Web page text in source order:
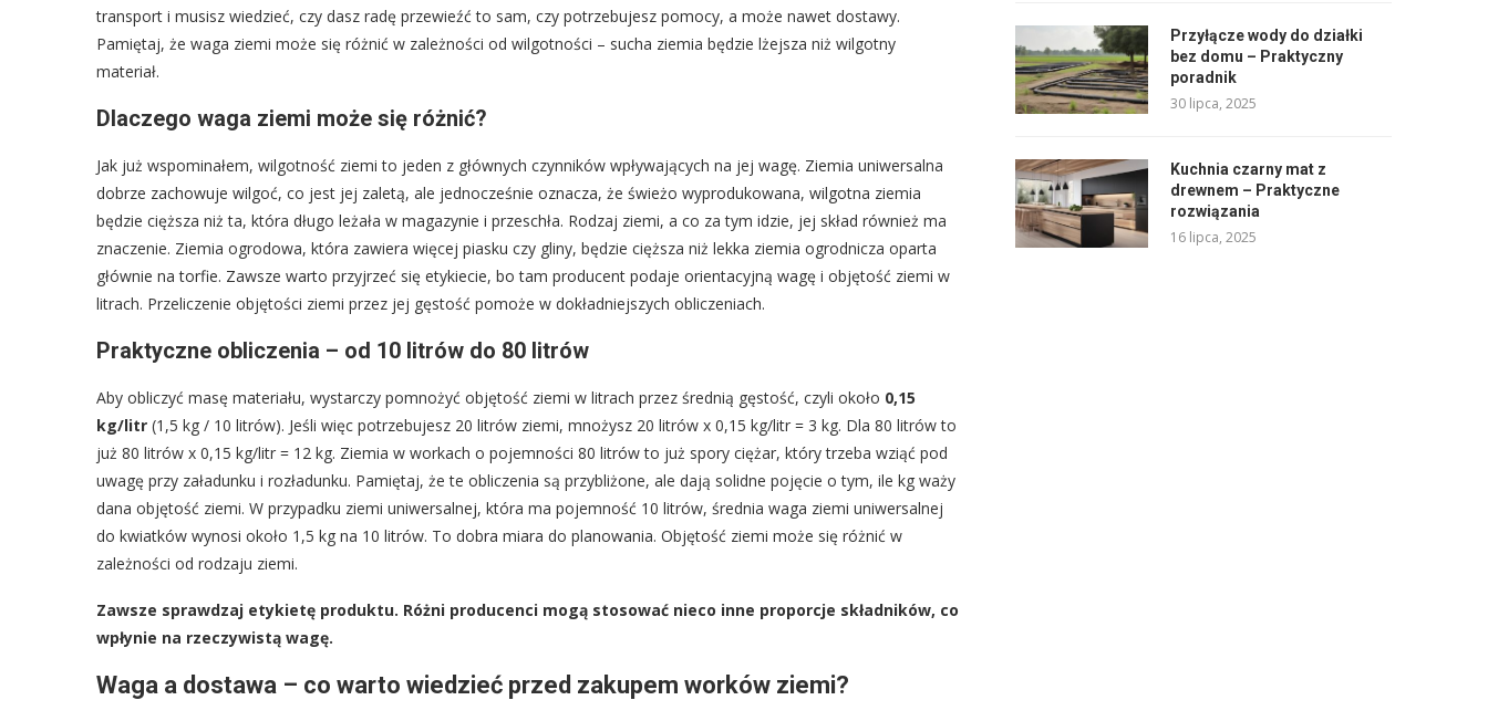
transport i musisz wiedzieć, czy dasz radę przewieźć to sam, czy potrzebujesz pomocy, a może nawet dostawy.
Pamiętaj, że waga ziemi może się różnić w zależności od wilgotności – sucha ziemia będzie lżejsza niż wilgotny
materiał.
Dlaczego waga ziemi może się różnić?
Jak już wspominałem, wilgotność ziemi to jeden z głównych czynników wpływających na jej wagę. Ziemia uniwersalna
dobrze zachowuje wilgoć, co jest jej zaletą, ale jednocześnie oznacza, że świeżo wyprodukowana, wilgotna ziemia
będzie cięższa niż ta, która długo leżała w magazynie i przeschła. Rodzaj ziemi, a co za tym idzie, jej skład również ma
znaczenie. Ziemia ogrodowa, która zawiera więcej piasku czy gliny, będzie cięższa niż lekka ziemia ogrodnicza oparta
głównie na torfie. Zawsze warto przyjrzeć się etykiecie, bo tam producent podaje orientacyjną wagę i objętość ziemi w
litrach. Przeliczenie objętości ziemi przez jej gęstość pomoże w dokładniejszych obliczeniach.
Praktyczne obliczenia – od 10 litrów do 80 litrów
Aby obliczyć masę materiału, wystarczy pomnożyć objętość ziemi w litrach przez średnią gęstość, czyli około 0,15
kg/litr (1,5 kg / 10 litrów). Jeśli więc potrzebujesz 20 litrów ziemi, mnożysz 20 litrów x 0,15 kg/litr = 3 kg. Dla 80 litrów to
już 80 litrów x 0,15 kg/litr = 12 kg. Ziemia w workach o pojemności 80 litrów to już spory ciężar, który trzeba wziąć pod
uwagę przy załadunku i rozładunku. Pamiętaj, że te obliczenia są przybliżone, ale dają solidne pojęcie o tym, ile kg waży
dana objętość ziemi. W przypadku ziemi uniwersalnej, która ma pojemność 10 litrów, średnia waga ziemi uniwersalnej
do kwiatków wynosi około 1,5 kg na 10 litrów. To dobra miara do planowania. Objętość ziemi może się różnić w
zależności od rodzaju ziemi.
Zawsze sprawdzaj etykietę produktu. Różni producenci mogą stosować nieco inne proporcje składników, co
wpłynie na rzeczywistą wagę.
Waga a dostawa – co warto wiedzieć przed zakupem worków ziemi?
Przyłącze wody do działki
bez domu – Praktyczny
poradnik
30 lipca, 2025
Kuchnia czarny mat z
drewnem – Praktyczne
rozwiązania
16 lipca, 2025